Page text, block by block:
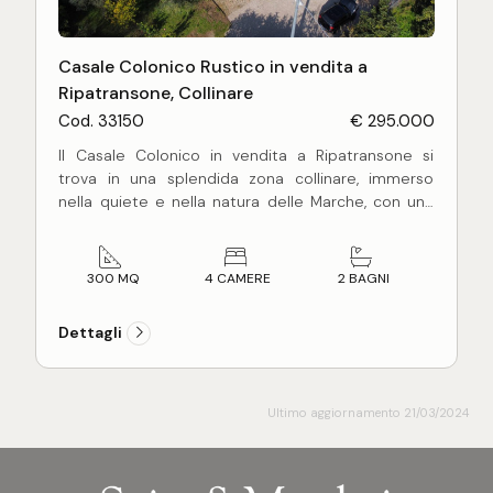
Casale Colonico Rustico in vendita a
Ripatransone, Collinare
Cod. 33150 € 295.000
Il Casale Colonico in vendita a Ripatransone si
trova in una splendida zona collinare, immerso
nella quiete e nella natura delle Marche, con una
L'immobile
in aderenza su un lato con altro
fabbricato, si presenta come un'ottima
charme in un contesto tranquillo e riservato.
L'edificio si sviluppa su tre piani, per un totale di
accogliere una famiglia numerosa o per ospitare
300 MQ 4 CAMERE 2 BAGNI
Dettagli
Ultimo aggiornamento 21/03/2024